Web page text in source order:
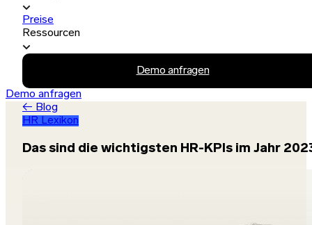
Preise
Ressourcen
Demo anfragen
Demo anfragen
← Blog
HR Lexikon
Das sind die wichtigsten HR-KPIs im Jahr